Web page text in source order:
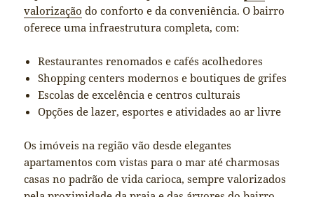
valorização do conforto e da conveniência. O bairro
oferece uma infraestrutura completa, com:
Restaurantes renomados e cafés acolhedores
Shopping centers modernos e boutiques de grifes
Escolas de excelência e centros culturais
Opções de lazer, esportes e atividades ao ar livre
Os imóveis na região vão desde elegantes
apartamentos com vistas para o mar até charmosas
casas no padrão de vida carioca, sempre valorizados